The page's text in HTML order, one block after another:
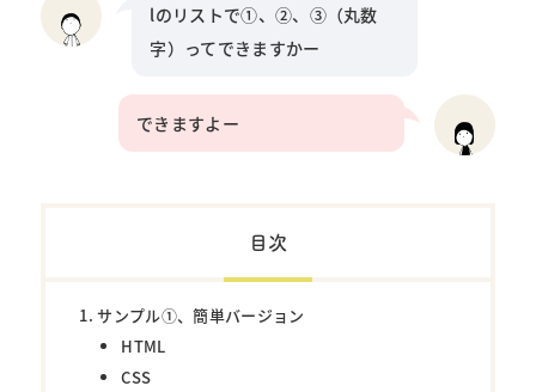
lのリストで①、②、③（丸数
字）ってできますかー
できますよー
目次
サンプル①、簡単バージョン
HTML
CSS